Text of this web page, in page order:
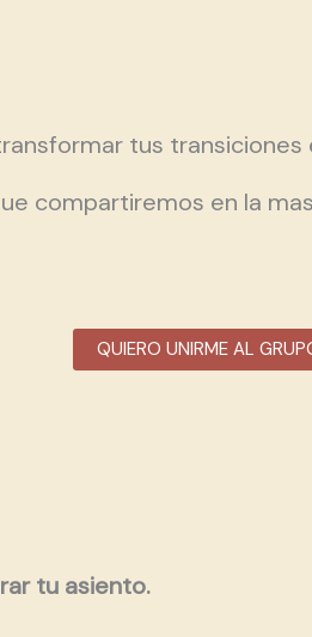
tus
compartiremos en la
QUIERO UNIRME AL
tu asiento.